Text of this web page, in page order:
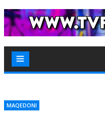
MAQEDONI